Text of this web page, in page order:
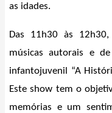
as idades.
Das 11h30 às
músicas autorais e
infantojuvenil “A
Este show tem o
memórias e um